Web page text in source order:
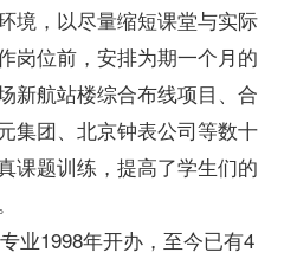
境，以尽量缩短课堂与实际
岗位前，安排为期一个月的
新航站楼综合布线项目、合
集团、北京钟表公司等数十
课题训练，提高了学生们的
业1998年开办，至今已有4